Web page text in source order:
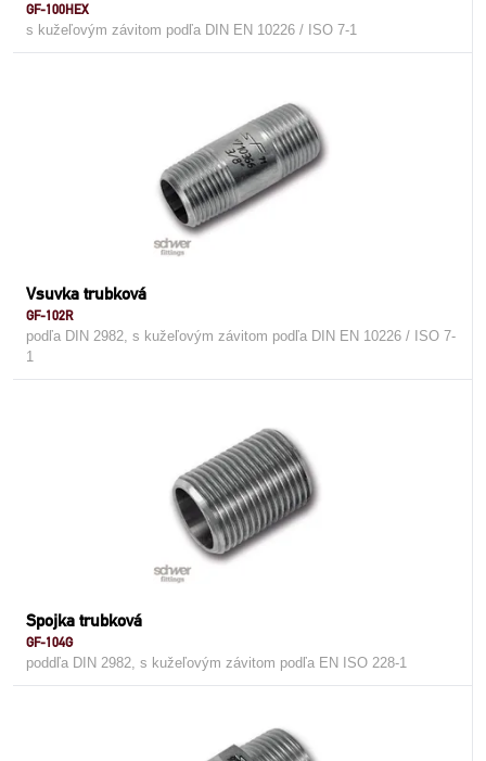
GF-100HEX
s kužeľovým závitom podľa DIN EN 10226 / ISO 7-1
Vsuvka trubková
GF-102R
podľa DIN 2982, s kužeľovým závitom podľa DIN EN 10226 / ISO 7-
1
Spojka trubková
GF-104G
poddľa DIN 2982, s kužeľovým závitom podľa EN ISO 228-1